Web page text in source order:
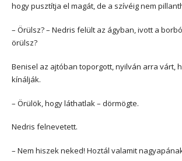
hogy pusztítja el magát, de a szívéig nem
– Örülsz? – Nedris felült az ágyban, ivott a
örülsz?
Benisel az ajtóban toporgott, nyilván arra várt,
kínálják.
– Örülök, hogy láthatlak – dörmögte.
Nedris felnevetett.
– Nem hiszek neked! Hoztál valamit